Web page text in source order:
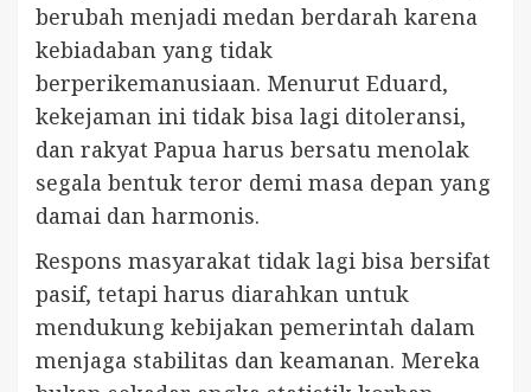
berubah menjadi medan berdarah karena
kebiadaban yang tidak
berperikemanusiaan. Menurut Eduard,
kekejaman ini tidak bisa lagi ditoleransi,
dan rakyat Papua harus bersatu menolak
segala bentuk teror demi masa depan yang
damai dan harmonis.
Respons masyarakat tidak lagi bisa bersifat
pasif, tetapi harus diarahkan untuk
mendukung kebijakan pemerintah dalam
menjaga stabilitas dan keamanan. Mereka